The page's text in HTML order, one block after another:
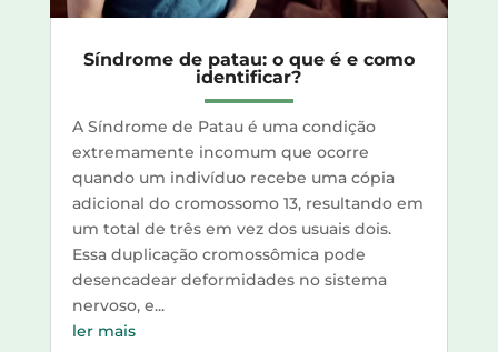
Síndrome de patau: o que é e como
identificar?
A Síndrome de Patau é uma condição
extremamente incomum que ocorre
quando um indivíduo recebe uma cópia
adicional do cromossomo 13, resultando em
um total de três em vez dos usuais dois.
Essa duplicação cromossômica pode
desencadear deformidades no sistema
nervoso, e...
ler mais